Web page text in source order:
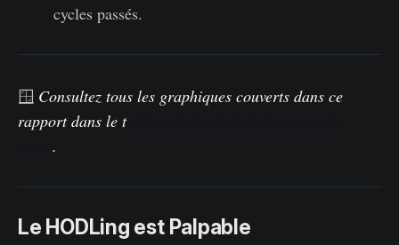
cycles passés.
🪟 Consultez tous les graphiques couverts dans ce
rapport dans le tableau de bord de la Semaine On-
.
Le HODLing est Palpable